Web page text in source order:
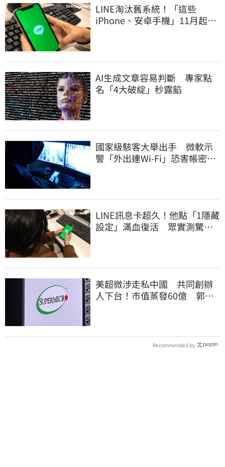
LINE淘汰舊系統！「這些
iPhone、安卓手機」11月起無
AI生成文章容易判斷 專家點
名「4大破綻」秒露餡
國家級駭客大舉出手 微軟示
警「外出連Wi-Fi」恐害帳密被
LINE訊息卡超久！他點「1隱藏
設定」滿血復活 眾實測驚：
美超微涉走私中國 共同創辦
人下台！市值蒸發60億 郭明
Recommended by